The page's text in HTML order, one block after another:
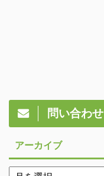
問い合わせ
アーカイブ